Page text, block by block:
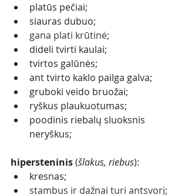
platūs pečiai;
siauras dubuo;
gana plati krūtinė;
dideli tvirti kaulai;
tvirtos galūnės;
ant tvirto kaklo pailga galva;
gruboki veido bruožai;
ryškus plaukuotumas;
poodinis riebalų sluoksnis
neryškus;
hipersteninis (šlakus, riebus):
kresnas;
stambus ir dažnai turi antsvorį;